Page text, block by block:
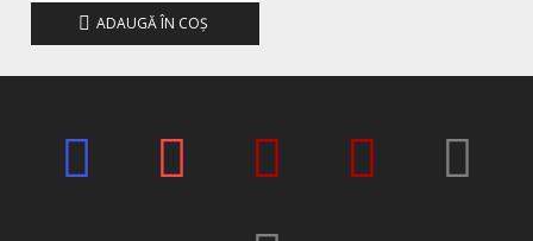
ADAUGĂ ÎN COŞ